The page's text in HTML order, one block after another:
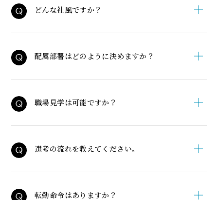
どんな社風ですか？
配属部署はどのように決めますか？
職場見学は可能ですか？
選考の流れを教えてください。
転勤命令はありますか？